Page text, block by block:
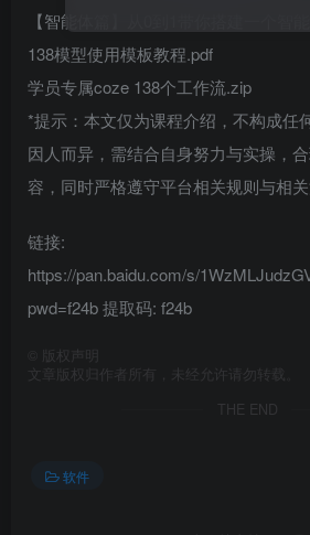
【智能体篇】从0到1带你搭建一个智能
138模型使用模板教程.pdf
学员专属coze 138个工作流.zip
*提示：本文仅为课程介绍，不构成任
因人而异，需结合自身努力与实操，
容，同时严格遵守平台相关规则与相
链接:
https://pan.baidu.com/s/
pwd=f24b 提取码: f24b
版权声明
文章版权归作者所有，未经允许请勿转载。
THE END
软件